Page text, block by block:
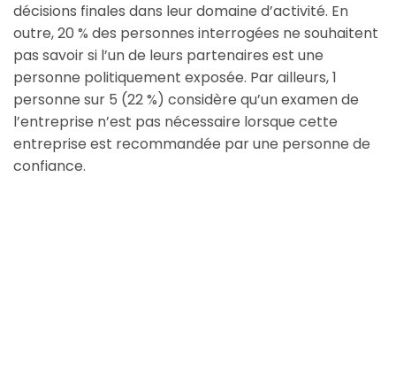
décisions finales dans leur domaine d’activité. En
outre, 20 % des personnes interrogées ne souhaitent
pas savoir si l’un de leurs partenaires est une
personne politiquement exposée. Par ailleurs, 1
personne sur 5 (22 %) considère qu’un examen de
l’entreprise n’est pas nécessaire lorsque cette
entreprise est recommandée par une personne de
confiance.